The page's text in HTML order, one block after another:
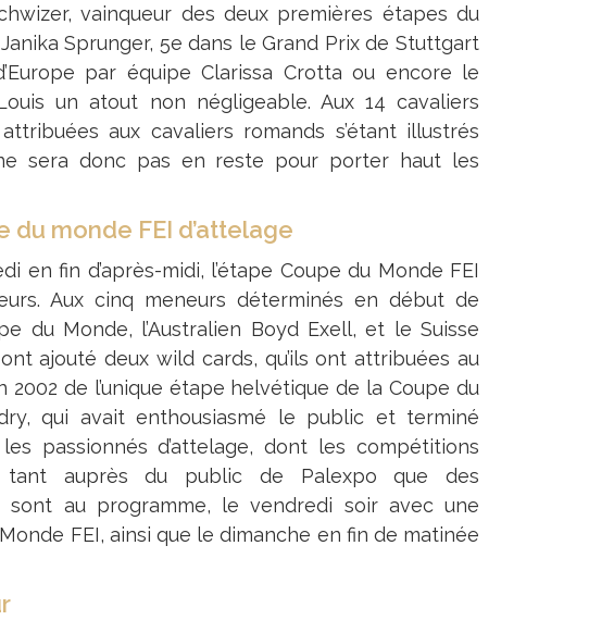
vainqueur des deux premières étapes du
Sprunger, 5e dans le Grand Prix de Stuttgart
par équipe Clarissa Crotta ou encore le
un atout non négligeable. Aux 14 cavaliers
aux cavaliers romands s’étant illustrés
sera donc pas en reste pour porter haut les
du monde FEI d’attelage
en fin d’après-midi, l’étape Coupe du Monde FEI
Aux cinq meneurs déterminés en début de
du Monde, l’Australien Boyd Exell, et le Suisse
ajouté deux wild cards, qu’ils ont attribuées au
2002 de l’unique étape helvétique de la Coupe du
qui avait enthousiasmé le public et terminé
passionnés d’attelage, dont les compétitions
tant auprès du public de Palexpo que des
sont au programme, le vendredi soir avec une
FEI, ainsi que le dimanche en fin de matinée